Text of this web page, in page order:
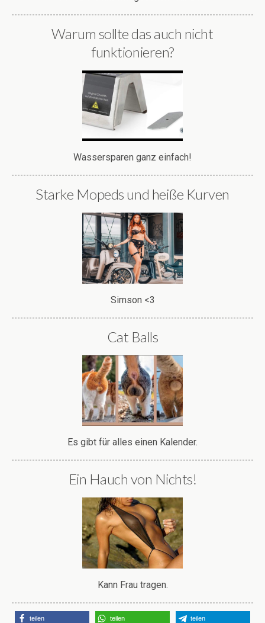
Warum sollte das auch nicht
funktionieren?
Wassersparen ganz einfach!
Starke Mopeds und heiße Kurven
Simson <3
Cat Balls
Es gibt für alles einen Kalender.
Ein Hauch von Nichts!
Kann Frau tragen.
teilen teilen teilen